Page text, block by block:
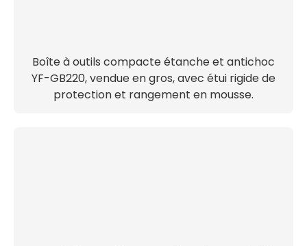
Boîte à outils compacte étanche et antichoc
YF-GB220, vendue en gros, avec étui rigide de
protection et rangement en mousse.